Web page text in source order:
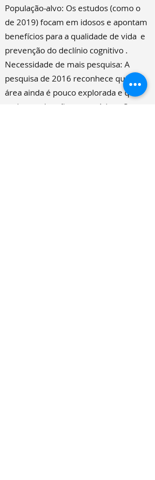
População-alvo: Os estudos (como o
de 2019) focam em idosos e apontam
benefícios para a qualidade de vida e
prevenção do declínio cognitivo .
Necessidade de mais pesquisa: A
pesquisa de 2016 reconhece que a
área ainda é pouco explorada e que
mais estudos são necessários . O